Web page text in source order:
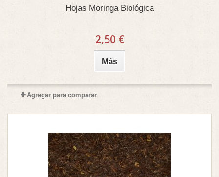
Hojas Moringa Biológica
2,50 €
Más
Agregar para comparar